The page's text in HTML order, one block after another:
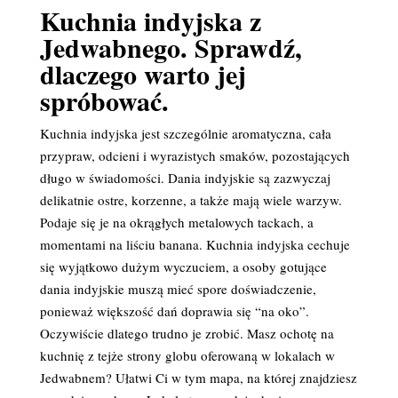
Kuchnia indyjska z
Jedwabnego. Sprawdź,
dlaczego warto jej
spróbować.
Kuchnia indyjska jest szczególnie aromatyczna, cała
przypraw, odcieni i wyrazistych smaków, pozostających
długo w świadomości. Dania indyjskie są zazwyczaj
delikatnie ostre, korzenne, a także mają wiele warzyw.
Podaje się je na okrągłych metalowych tackach, a
momentami na liściu banana. Kuchnia indyjska cechuje
się wyjątkowo dużym wyczuciem, a osoby gotujące
dania indyjskie muszą mieć spore doświadczenie,
ponieważ większość dań doprawia się “na oko”.
Oczywiście dlatego trudno je zrobić. Masz ochotę na
kuchnię z tejże strony globu oferowaną w lokalach w
Jedwabnem? Ułatwi Ci w tym mapa, na której znajdziesz